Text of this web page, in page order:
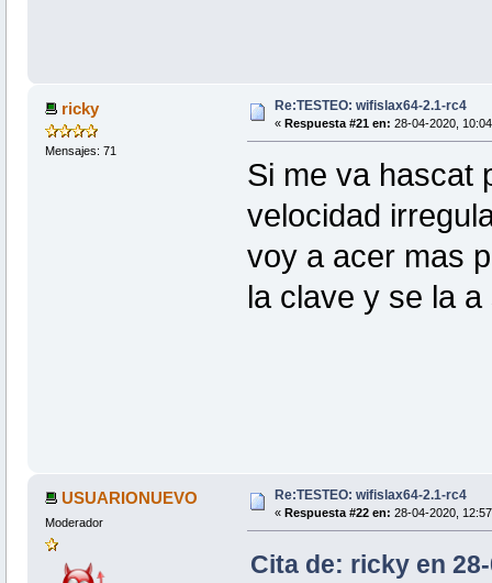
ricky
Mensajes: 71
Re:TESTEO: wifislax64-2.1-rc4
« Respuesta #21 en: 28-04-2020,
Si me va hascat
velocidad
voy a acer mas
la clave y se la a
USUARIONUEVO
Moderador
Re:TESTEO: wifislax64-2.1-rc4
« Respuesta #22 en: 28-04-2020,
Cita de: ricky en